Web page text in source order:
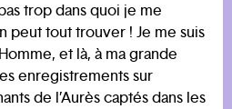
trop dans quoi je me
peut tout trouver ! Je me suis
et là, à ma grande
enregistrements sur
de l’Aurès captés dans les